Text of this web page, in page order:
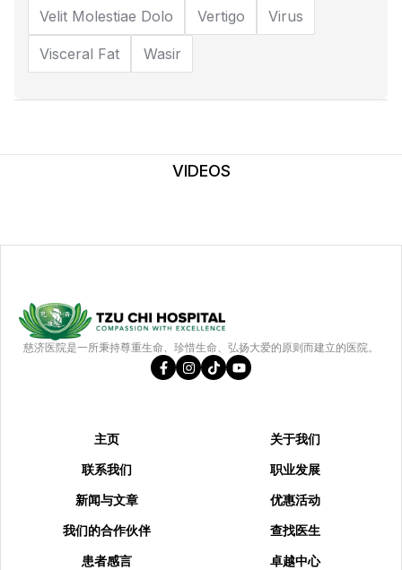
Velit Molestiae Dolo Vertigo Virus
Visceral Fat Wasir
VIDEOS
慈济医院是一所秉持尊重生命、珍惜生命、弘扬大爱的原则而建立的医院。
主页
关于我们
联系我们
职业发展
新闻与文章
优惠活动
我们的合作伙伴
查找医生
患者感言
卓越中心